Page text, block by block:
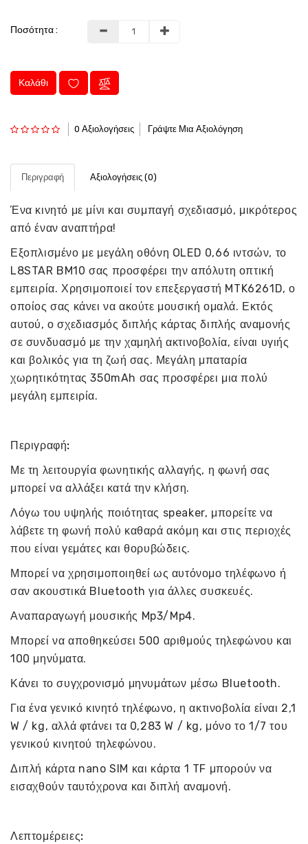
Ποσότητα :
Καλάθι
0 Αξιολογήσεις Γράψτε Μια Αξιολόγηση
Περιγραφή Αξιολογήσεις (0)
Ένα κινητό με μίνι και συμπαγή σχεδιασμό, μικρότερος
από έναν αναπτήρα!
Εξοπλισμένο με μεγάλη οθόνη OLED 0,66 ιντσών, το
L8STAR BM10 σας προσφέρει την απόλυτη οπτική
εμπειρία. Χρησιμοποιεί τον επεξεργαστή MTK6261D, ο
οποίος σας κάνει να ακούτε μουσική ομαλά. Εκτός
αυτού, ο σχεδιασμός διπλής κάρτας διπλής αναμονής
σε συνδυασμό με την χαμηλή ακτινοβολία, είναι υγιής
και βολικός για τη ζωή σας. Μεγάλη μπαταρία
χωρητικότητας 350mAh σας προσφέρει μια πολύ
μεγάλη εμπειρία.
Περιγραφή:
Με τη λειτουργία φωνητικής αλλαγής, η φωνή σας
μπορεί να αλλάξει κατά την κλήση.
Λόγω του υψηλής ποιότητας speaker, μπορείτε να
λάβετε τη φωνή πολύ καθαρά ακόμη και στις περιοχές
που είναι γεμάτες και θορυβώδεις.
Μπορεί να χρησιμοποιηθεί ως αυτόνομο τηλέφωνο ή
σαν ακουστικά Bluetooth για άλλες συσκευές.
Αναπαραγωγή μουσικής Mp3/Mp4.
Μπορεί να αποθηκεύσει 500 αριθμούς τηλεφώνου και
100 μηνύματα.
Κάνει το συγχρονισμό μηνυμάτων μέσω Bluetooth.
Για ένα γενικό κινητό τηλέφωνο, η ακτινοβολία είναι 2,1
W / kg, αλλά φτάνει τα 0,283 W / kg, μόνο το 1/7 του
γενικού κινητού τηλεφώνου.
Διπλή κάρτα nano SIM και κάρτα 1 TF μπορούν να
εισαχθούν ταυτόχρονα και διπλή αναμονή.
Λεπτομέρειες: